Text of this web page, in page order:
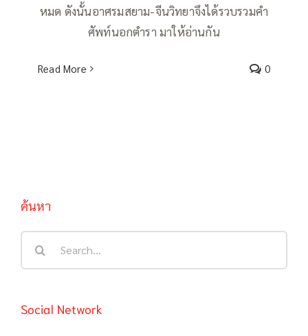
หมด ดังนั้นอาศรมสยาม-จีนวิทยาจึงได้รวบรวมคำ
ศัพท์นอกตำรา มาให้อ่านกัน
Read More 0
ค้นหา
Social Network